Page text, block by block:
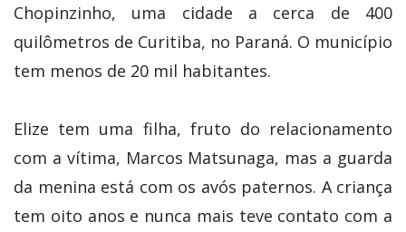
Chopinzinho, uma cidade a cerca de 400
quilômetros de Curitiba, no Paraná. O município
tem menos de 20 mil habitantes.
Elize tem uma filha, fruto do relacionamento
com a vítima, Marcos Matsunaga, mas a guarda
da menina está com os avós paternos. A criança
tem oito anos e nunca mais teve contato com a